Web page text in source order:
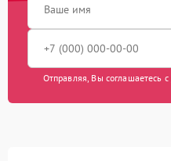
Отправляя, Вы соглашаетесь с